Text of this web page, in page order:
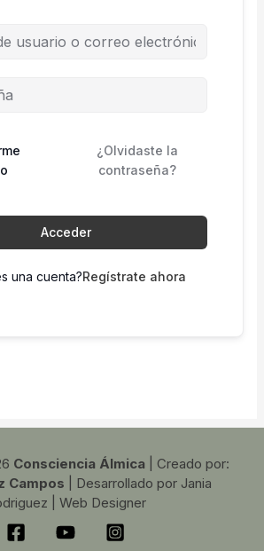
¿Olvidaste la
contraseña?
Acceder
una cuenta?Regístrate ahora
Consciencia Álmica | Creado por:
Campos | Desarrollado por Jania
| Web Designer